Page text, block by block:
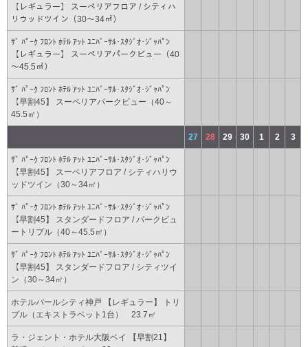
【レギュラー】 スーペリアフロア / シティハ
リウッドツイン（30～34㎡）
ｻﾞ ﾊﾟｰｸ ﾌﾛﾝﾄ ﾎﾃﾙ ｱｯﾄ ﾕﾆﾊﾞｰｻﾙ･ｽﾀｼﾞｵ･ｼﾞｬﾊﾟﾝ
【レギュラー】 スーペリアパークビュー（40
～45.5㎡）
ｻﾞ ﾊﾟｰｸ ﾌﾛﾝﾄ ﾎﾃﾙ ｱｯﾄ ﾕﾆﾊﾞｰｻﾙ･ｽﾀｼﾞｵ･ｼﾞｬﾊﾟﾝ
【早割45】 スーペリアパークビュー（40～
45.5㎡）
27 28 29 30 1 2 3
ｻﾞ ﾊﾟｰｸ ﾌﾛﾝﾄ ﾎﾃﾙ ｱｯﾄ ﾕﾆﾊﾞｰｻﾙ･ｽﾀｼﾞｵ･ｼﾞｬﾊﾟﾝ
【早割45】 スーペリアフロア / シティハリウ
ッドツイン（30～34㎡）
ｻﾞ ﾊﾟｰｸ ﾌﾛﾝﾄ ﾎﾃﾙ ｱｯﾄ ﾕﾆﾊﾞｰｻﾙ･ｽﾀｼﾞｵ･ｼﾞｬﾊﾟﾝ
【早割45】 スタンダードフロア / パークビュ
ートリプル（40～45.5㎡）
ｻﾞ ﾊﾟｰｸ ﾌﾛﾝﾄ ﾎﾃﾙ ｱｯﾄ ﾕﾆﾊﾞｰｻﾙ･ｽﾀｼﾞｵ･ｼﾞｬﾊﾟﾝ
【早割45】 スタンダードフロア / シティツイ
ン（30～34㎡）
ホテルパールシティ神戸 【レギュラー】 トリ
プル（エキストラベット1台） 23.7㎡
ラ・ジェント・ホテル大阪ベイ 【早割21】